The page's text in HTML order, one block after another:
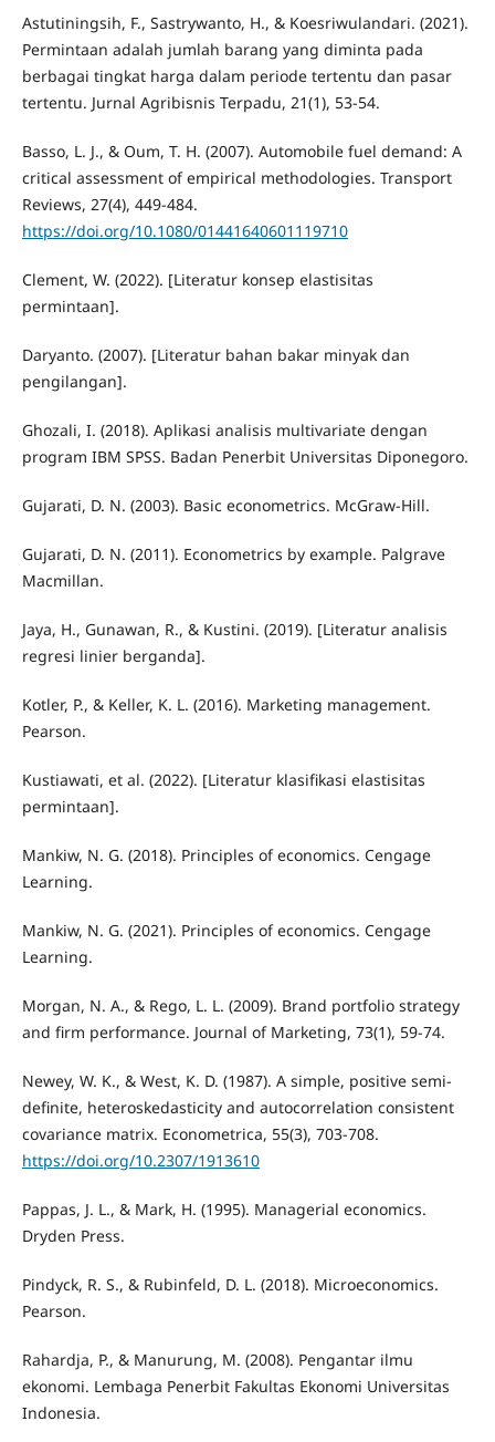
Astutiningsih, F., Sastrywanto, H., & Koesriwulandari. (2021).
Permintaan adalah jumlah barang yang diminta pada
berbagai tingkat harga dalam periode tertentu dan pasar
tertentu. Jurnal Agribisnis Terpadu, 21(1), 53-54.
Basso, L. J., & Oum, T. H. (2007). Automobile fuel demand: A
critical assessment of empirical methodologies. Transport
Reviews, 27(4), 449-484.
https://doi.org/10.1080/01441640601119710
Clement, W. (2022). [Literatur konsep elastisitas
permintaan].
Daryanto. (2007). [Literatur bahan bakar minyak dan
pengilangan].
Ghozali, I. (2018). Aplikasi analisis multivariate dengan
program IBM SPSS. Badan Penerbit Universitas Diponegoro.
Gujarati, D. N. (2003). Basic econometrics. McGraw-Hill.
Gujarati, D. N. (2011). Econometrics by example. Palgrave
Macmillan.
Jaya, H., Gunawan, R., & Kustini. (2019). [Literatur analisis
regresi linier berganda].
Kotler, P., & Keller, K. L. (2016). Marketing management.
Pearson.
Kustiawati, et al. (2022). [Literatur klasifikasi elastisitas
permintaan].
Mankiw, N. G. (2018). Principles of economics. Cengage
Learning.
Mankiw, N. G. (2021). Principles of economics. Cengage
Learning.
Morgan, N. A., & Rego, L. L. (2009). Brand portfolio strategy
and firm performance. Journal of Marketing, 73(1), 59-74.
Newey, W. K., & West, K. D. (1987). A simple, positive semi-
definite, heteroskedasticity and autocorrelation consistent
covariance matrix. Econometrica, 55(3), 703-708.
https://doi.org/10.2307/1913610
Pappas, J. L., & Mark, H. (1995). Managerial economics.
Dryden Press.
Pindyck, R. S., & Rubinfeld, D. L. (2018). Microeconomics.
Pearson.
Rahardja, P., & Manurung, M. (2008). Pengantar ilmu
ekonomi. Lembaga Penerbit Fakultas Ekonomi Universitas
Indonesia.